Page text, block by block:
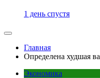
1 день спустя
Главная
Определена худшая
Экономика